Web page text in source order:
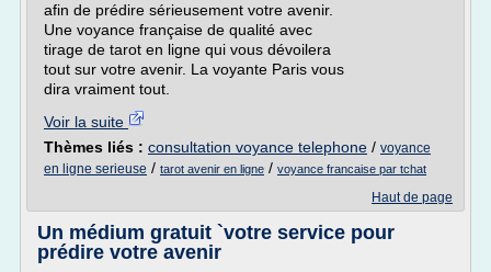
afin de prédire sérieusement votre avenir.
Une voyance française de qualité avec
tirage de tarot en ligne qui vous dévoilera
tout sur votre avenir. La voyante Paris vous
dira vraiment tout.
Voir la suite
Thèmes liés : consultation voyance telephone / voyance
en ligne serieuse / tarot avenir en ligne / voyance francaise par tchat
Haut de page
Un médium gratuit `votre service pour
prédire votre avenir